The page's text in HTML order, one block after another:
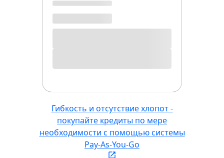
Гибкость и отсутствие хлопот -
покупайте кредиты по мере
необходимости с помощью системы
Pay-As-You-Go